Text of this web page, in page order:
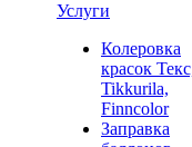
Услуги
Колеровка
красок
Tikkurila,
Finncolor
Заправка